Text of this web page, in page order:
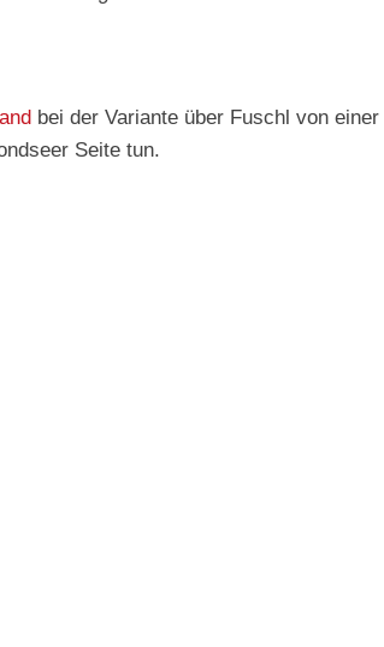
bei der Variante über Fuschl von
Seite tun.